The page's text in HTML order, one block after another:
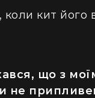
кит його
що з
не